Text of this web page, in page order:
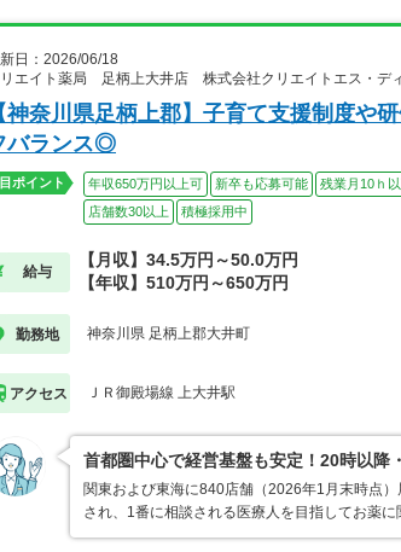
日：2026/06/18
エイト薬局 足柄上大井店 株式会社クリエイトエス・デ
神奈川県足柄上郡】子育て支援制度や
バランス◎
ポイント 年収650万円以上可 新卒も応募可能 残業月10ｈ
店舗数30以上
積極採用中
給与
【月収】34.5万円～50.0万円
【年収】510万円～650万円
勤務地 神奈川県 足柄上郡大井町
アクセス ＪＲ御殿場線 上大井駅
首都圏中心で経営基盤も安定！20時以降
関東および東海に840店舗（2026年1月末時点
され、1番に相談される医療人を目指してお薬